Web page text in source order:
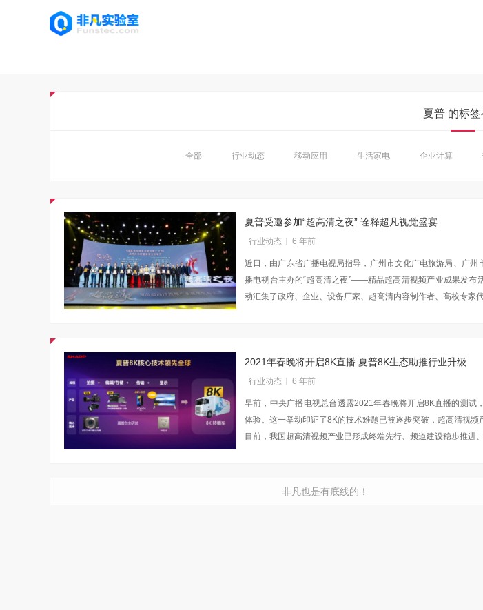
夏普 的标签
全部 行业动态 移动应用 生活家电 企业计算
夏普受邀参加“超高清之夜” 诠释超凡视觉盛宴
行业动态 6 年前
近日，由广东省广播电视局指导，广州市文化广电旅游局、广州
播电视台主办的“超高清之夜”——精品超高清视频产业成果发布
动汇集了政府、企业、设备厂家、超高清内容制作者、高校专家
2021年春晚将开启8K直播 夏普8K生态助推行业升级
行业动态 6 年前
早前，中央广播电视总台透露2021年春晚将开启8K直播的测试
体验。这一举动印证了8K的技术难题已被逐步突破，超高清视频
目前，我国超高清视频产业已形成终端先行、频道建设稳步推进
非凡也是有底线的！